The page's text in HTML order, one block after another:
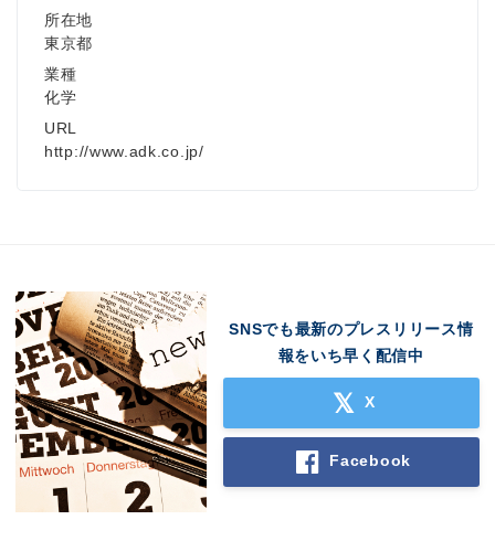
所在地
東京都
業種
化学
URL
http://www.adk.co.jp/
SNSでも最新のプレスリリース情
報をいち早く配信中
X
Facebook